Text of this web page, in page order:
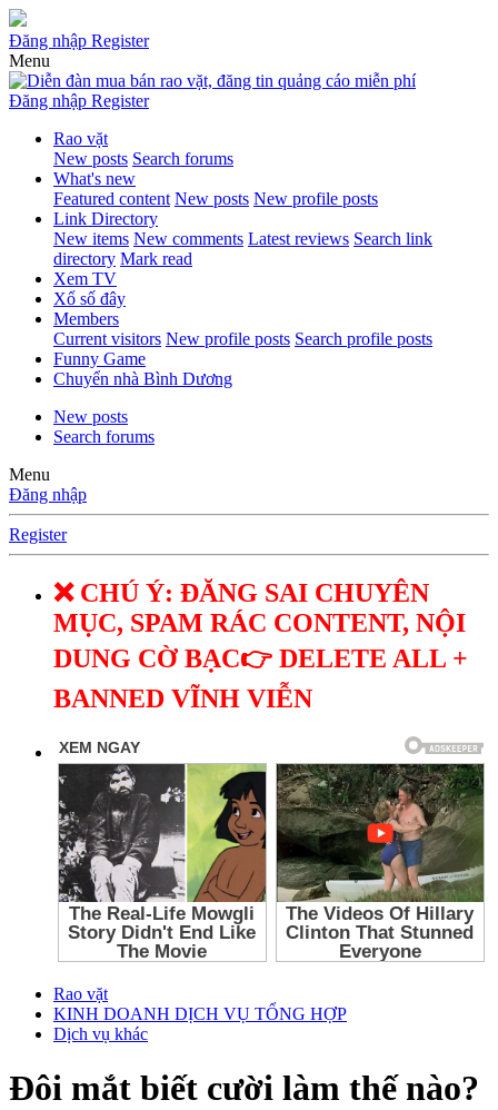
Đăng nhập Register
Menu
Đăng nhập Register
Rao vặt
New posts Search forums
What's new
Featured content New posts New profile posts
Link Directory
New items New comments Latest reviews Search link
directory Mark read
Xem TV
Xổ số đây
Members
Current visitors New profile posts Search profile posts
Funny Game
Chuyển nhà Bình Dương
New posts
Search forums
Menu
Đăng nhập
Register
❌ CHÚ Ý: ĐĂNG SAI CHUYÊN
MỤC, SPAM RÁC CONTENT, NỘI
DUNG CỜ BẠC👉 DELETE ALL +
BANNED VĨNH VIỄN
Rao vặt
KINH DOANH DỊCH VỤ TỔNG HỢP
Dịch vụ khác
Đôi mắt biết cười làm thế nào?